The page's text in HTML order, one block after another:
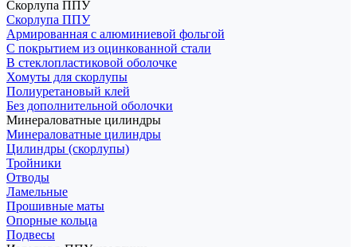
Скорлупа ППУ
Скорлупа ППУ
Армированная с алюминиевой фольгой
С покрытием из оцинкованной стали
В стеклопластиковой оболочке
Хомуты для скорлупы
Полиуретановый клей
Без дополнительной оболочки
Минераловатные цилиндры
Минераловатные цилиндры
Цилиндры (скорлупы)
Тройники
Отводы
Ламельные
Прошивные маты
Опорные кольца
Подвесы